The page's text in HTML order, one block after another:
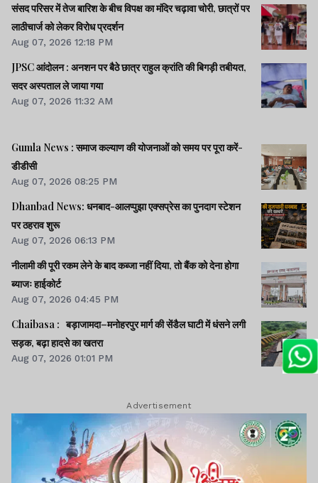
संसद परिसर में तेज बारिश के बीच विपक्ष का मंदिर चढ़ावा चोरी, छात्रों पर
लाठीचार्ज को लेकर विरोध प्रदर्शन
Aug 07, 2026 12:18 PM
JPSC आंदोलन : अनशन पर बैठे छात्र राहुल क्रांति की बिगड़ी तबीयत,
सदर अस्पताल ले जाया गया
Aug 07, 2026 11:32 AM
Gumla News : समाज कल्याण की योजनाओं को समय पर पूरा करें-
डीडीसी
Aug 07, 2026 08:25 PM
Dhanbad News: धनबाद-आलप्पुझा एक्सप्रेस का पुनदाग स्टेशन
पर ठहराव शुरू
Aug 07, 2026 06:13 PM
नीलामी की पूरी रकम लेने के बाद कब्जा नहीं दिया, तो बैंक को देना होगा
ब्याजः हाईकोर्ट
Aug 07, 2026 04:45 PM
Chaibasa : बड़ाजामदा–मनोहरपुर मार्ग की सेंडैल घाटी में धंसने लगी
सड़क, बढ़ा हादसे का खतरा
Aug 07, 2026 01:01 PM
Advertisement